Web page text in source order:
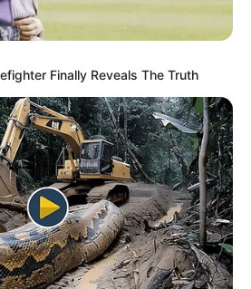
Finally Reveals The Truth